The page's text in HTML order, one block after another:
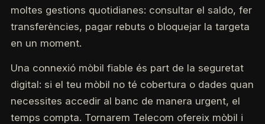
moltes gestions quotidianes: consultar el saldo, fer
transferències, pagar rebuts o bloquejar la targeta
en un moment.
Una connexió mòbil fiable és part de la seguretat
digital: si el teu mòbil no té cobertura o dades quan
necessites accedir al banc de manera urgent, el
temps compta. Tornarem Telecom ofereix mòbil i